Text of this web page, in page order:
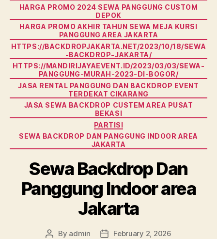
HARGA PROMO 2024 SEWA PANGGUNG CUSTOM
DEPOK
HARGA PROMO AKHIR TAHUN SEWA MEJA KURSI
PANGGUNG AREA JAKARTA
HTTPS://BACKDROPJAKARTA.NET/2023/10/18/SEWA
-BACKDROP-JAKARTA/
HTTPS://MANDIRIJAYAEVENT.ID/2023/03/03/SEWA-
PANGGUNG-MURAH-2023-DI-BOGOR/
JASA RENTAL PANGGUNG DAN BACKDROP EVENT
TERDEKAT CIKARANG
JASA SEWA BACKDROP CUSTEM AREA PUSAT
BEKASI
PARTISI
SEWA BACKDROP DAN PANGGUNG INDOOR AREA
JAKARTA
Sewa Backdrop Dan
Panggung Indoor area
Jakarta
Post
By admin
PostFebruary 2, 2026